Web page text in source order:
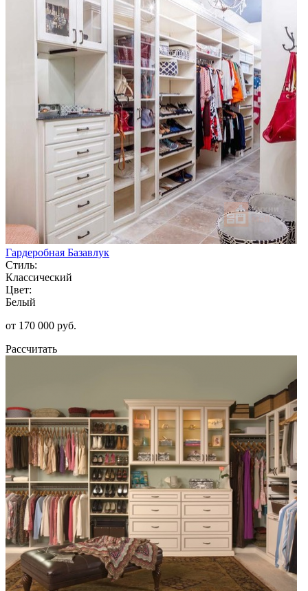
Гардеробная Базавлук
Стиль:
Классический
Цвет:
Белый
от 170 000 руб.
Рассчитать